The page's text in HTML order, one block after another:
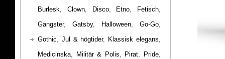
Burlesk, Clown, Disco, Etno, Fetisch,
Gangster, Gatsby, Halloween, Go-Go,
Gothic, Jul & högtider, Klassisk elegans,
Medicinska, Militär & Polis, Pirat, Pride,